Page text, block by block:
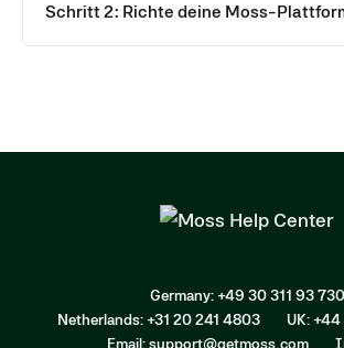
Schritt 2: Richte deine Moss-
Germany: +49 30 311 93 730
Netherlands: +31 20 241 4803
UK:
Email: support@getmoss.com